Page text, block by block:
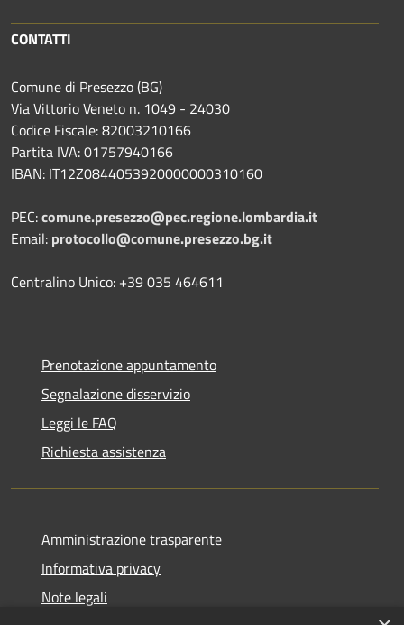
CONTATTI
Comune di Presezzo (BG)
Via Vittorio Veneto n. 1049 - 24030
Codice Fiscale: 82003210166
Partita IVA: 01757940166
IBAN: IT12Z0844053920000000310160
PEC:comune.presezzo@pec.regione.lombardia.it
Email: protocollo@comune.presezzo.bg.it
Centralino Unico: +39 035 464611
Prenotazione appuntamento
Segnalazione disservizio
Leggi le FAQ
Richiesta assistenza
Amministrazione trasparente
Informativa privacy
Note legali